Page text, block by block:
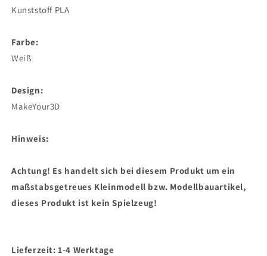
Kunststoff PLA
Farbe:
Weiß
Design:
MakeYour3D
Hinweis:
Achtung! Es handelt sich bei diesem Produkt um ein
maßstabsgetreues Kleinmodell bzw. Modellbauartikel,
dieses Produkt ist kein Spielzeug!
Lieferzeit: 1-4 Werktage